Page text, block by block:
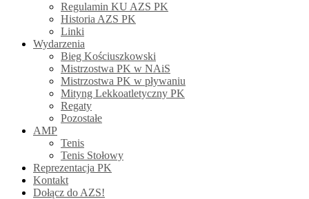
Regulamin KU AZS PK
Historia AZS PK
Linki
Wydarzenia
Bieg Kościuszkowski
Mistrzostwa PK w NAiS
Mistrzostwa PK w pływaniu
Mityng Lekkoatletyczny PK
Regaty
Pozostałe
AMP
Tenis
Tenis Stołowy
Reprezentacja PK
Kontakt
Dołącz do AZS!